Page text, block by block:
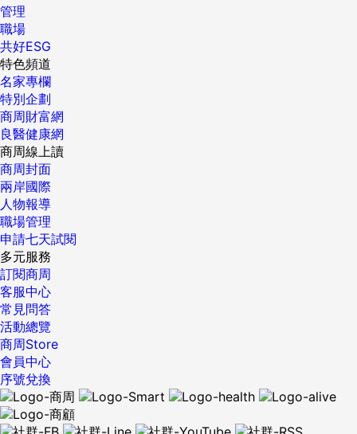
管理
職場
共好ESG
特色頻道
名家專欄
特別企劃
商周財富網
良醫健康網
商周線上讀
商周封面
兩岸國際
人物報導
職場管理
申請七天試閱
多元服務
訂閱商周
客服中心
常見問答
活動總覽
商周Store
會員中心
序號兌換